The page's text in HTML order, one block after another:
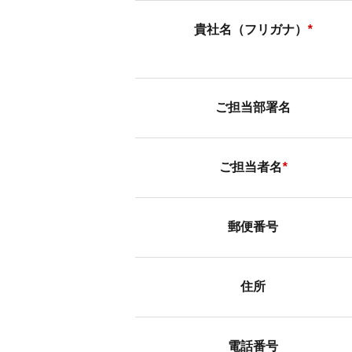
貴社名（フリガナ） *
ご担当部署名
ご担当者名*
郵便番号
住所
電話番号